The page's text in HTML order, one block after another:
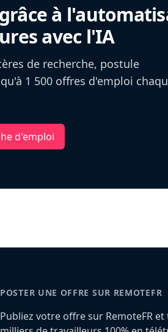
à
avec l'IA
de recherche, postule
1 500 offres d'emploi
d'emploi
POSTER UNE OFFRE SUR REMOTEFR
Publiez votre offre sur RemoteFR et